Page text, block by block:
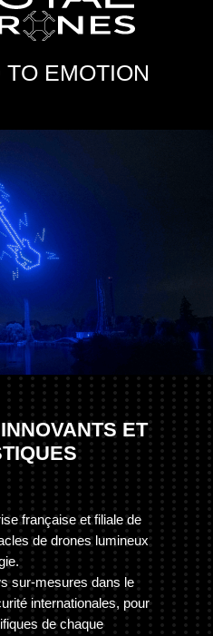
EMOTION
ET
française et filiale de
de drones lumineux
sur-mesures dans le
internationales, pour
de chaque